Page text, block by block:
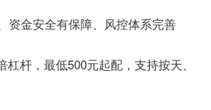
资金安全有保障、风控体系完善
杆，最低500元起配，支持按天、